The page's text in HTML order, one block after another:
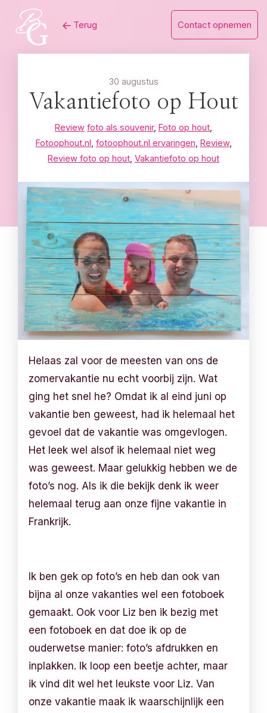
content
Terug Contact opnemen
30 augustus
Vakantiefoto op Hout
Review foto als souvenir, Foto op hout
Fotoophout.nl fotoophout.nl ervaringen Review,
Review foto op hout Vakantiefoto op hout
Helaas zal voor de meesten van ons de
zomervakantie nu echt voorbij zijn. Wat
ging het snel he? Omdat ik al eind juni op
vakantie ben geweest, had ik helemaal het
gevoel dat de vakantie was omgevlogen.
Het leek wel alsof ik helemaal niet weg
was geweest. Maar gelukkig hebben we de
foto’s nog. Als ik die bekijk denk ik weer
helemaal terug aan onze fijne vakantie in
Frankrijk.
Ik ben gek op foto’s en heb dan ook van
bijna al onze vakanties wel een fotoboek
gemaakt. Ook voor Liz ben ik bezig met
een fotoboek en dat doe ik op de
ouderwetse manier: foto’s afdrukken en
inplakken. Ik loop een beetje achter, maar
ik vind dit wel het leukste voor Liz. Van
onze vakantie maak ik waarschijnlijk een